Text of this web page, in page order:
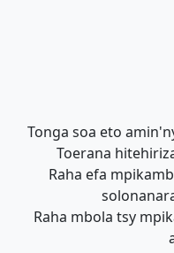
Tonga soa eto
Toerana
Raha efa
Raha mbola tsy